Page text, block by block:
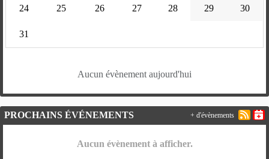
24 25 26 27 28 29 30
31
Aucun évènement aujourd'hui
PROCHAINS ÉVÉNEMENTS
Aucun évènement à afficher.
+ d'évènements